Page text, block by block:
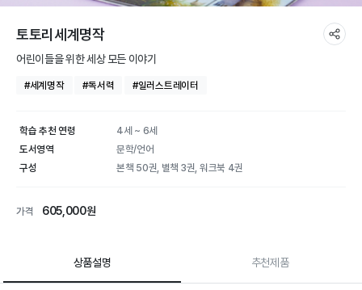
토토리세계명작
어린이들을 위한 세상 모든 이야기
#세계명작 #독서력 #일러스트레이터
학습 추천 연령
4세 ~ 6세
도서영역
문학/언어
구성
본책 50권, 별책 3권, 워크북 4권
가격 605,000원
상품설명 추천제품
토토리세계명작 | 학습
상품 상세 설명